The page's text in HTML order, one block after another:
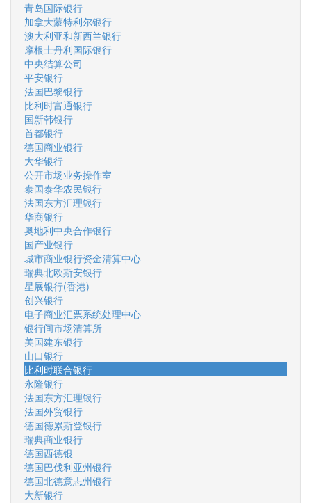
青岛国际银行
加拿大蒙特利尔银行
澳大利亚和新西兰银行
摩根士丹利国际银行
中央结算公司
平安银行
法国巴黎银行
比利时富通银行
国新韩银行
首都银行
德国商业银行
大华银行
公开市场业务操作室
泰国泰华农民银行
法国东方汇理银行
华商银行
奥地利中央合作银行
国产业银行
城市商业银行资金清算中心
瑞典北欧斯安银行
星展银行(香港)
创兴银行
电子商业汇票系统处理中心
银行间市场清算所
美国建东银行
山口银行
比利时联合银行
永隆银行
法国东方汇理银行
法国外贸银行
德国德累斯登银行
瑞典商业银行
德国西德银
德国巴伐利亚州银行
德国北德意志州银行
大新银行